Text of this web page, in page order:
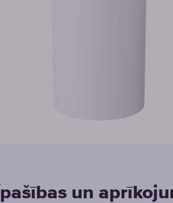
Īpašības un